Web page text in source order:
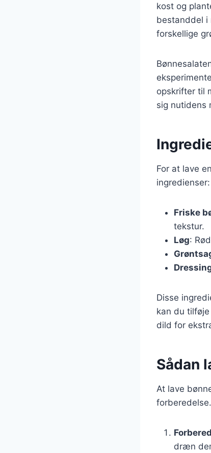
kost og
bestanddel i
forskellige
opskrifter til
sig nutidens
For at lave
ingredienser:
Friske
tekstur.
Løg:
Disse
kan du
dild for
Sådan
At lave
dræn